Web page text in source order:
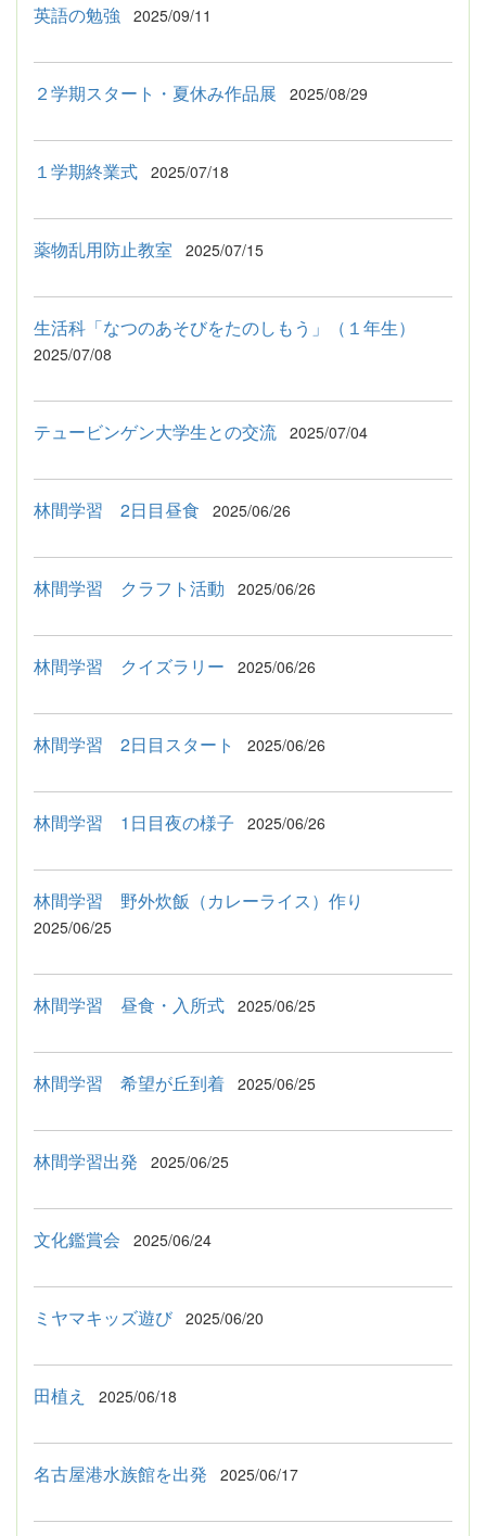
英語の勉強 2025/09/11
２学期スタート・夏休み作品展 2025/08/29
１学期終業式 2025/07/18
薬物乱用防止教室 2025/07/15
生活科「なつのあそびをたのしもう」（１年生）
2025/07/08
テュービンゲン大学生との交流 2025/07/04
林間学習 2日目昼食 2025/06/26
林間学習 クラフト活動 2025/06/26
林間学習 クイズラリー 2025/06/26
林間学習 2日目スタート 2025/06/26
林間学習 1日目夜の様子 2025/06/26
林間学習 野外炊飯（カレーライス）作り
2025/06/25
林間学習 昼食・入所式 2025/06/25
林間学習 希望が丘到着 2025/06/25
林間学習出発 2025/06/25
文化鑑賞会 2025/06/24
ミヤマキッズ遊び 2025/06/20
田植え 2025/06/18
名古屋港水族館を出発 2025/06/17